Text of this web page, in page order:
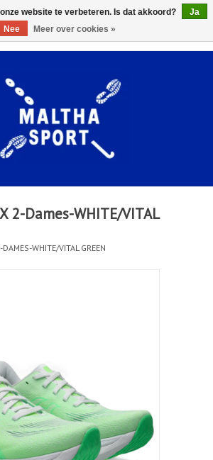
2-Dames-WHITE/VITAL
WHITE/VITAL GREEN
website te verbeteren. Is dat akkoord?
Ja
Nee
Meer over cookies »